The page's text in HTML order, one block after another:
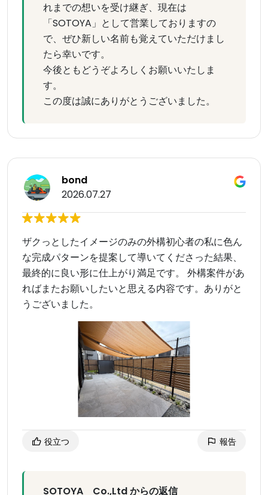
れまでの想いを受け継ぎ、現在は
「SOTOYA」として営業しておりますの
で、ぜひ新しい名前も覚えていただけまし
たら幸いです。
今後ともどうぞよろしくお願いいたしま
す。
この度は誠にありがとうございました。
bond
2026.07.27
ザクっとしたイメージのみの外構初心者の私に色ん
な完成パターンを提案して導いてくださった結果、
最終的に良い形に仕上がり満足です。 外構案件があ
ればまたお願いしたいと思える内容です。ありがと
うございました。
役立つ 報告
SOTOYA Co.,Ltd からの返信